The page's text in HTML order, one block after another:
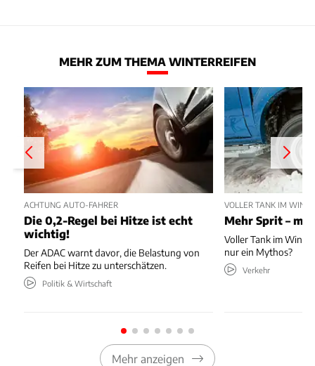
MEHR ZUM THEMA WINTERREIFEN
ACHTUNG AUTO-FAHRER
Die 0,2-Regel bei Hitze ist echt
wichtig!
Der ADAC warnt davor, die Belastung von
Reifen bei Hitze zu unterschätzen.
Politik & Wirtschaft
VOLLER TANK IM
Mehr Sprit –
Voller Tank im
nur ein Mythos?
Verkehr
Mehr anzeigen